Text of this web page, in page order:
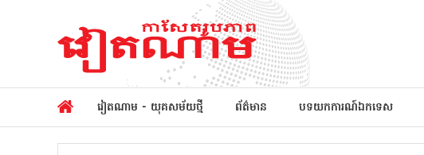
វៀតណាម - យុគសម័យថ្មី ព័ត៌មាន បទយកការណ៍ឯកទេស